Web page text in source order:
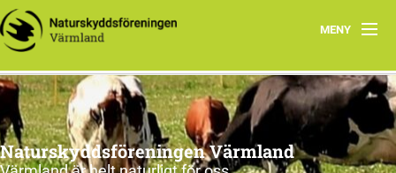
MENY
Vad vi gör
Om oss
Kontakt
Naturskyddsföreningen Värmland